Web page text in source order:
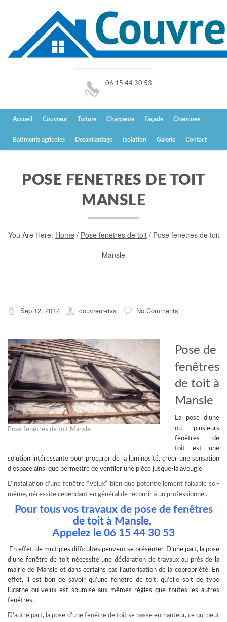
06 15 44 30 53
Accueil Couvreur Toiture Charpente Façade Cheminee
Batiments agricoles Desamiantage Isolation Galerie Contact
POSE FENETRES DE TOIT
MANSLE
You Are Here: Home/ Pose fenetres de toit/ Pose fenetres de toit
Mansle
Sep 12, 2017 couvreur-riva No Comments
Pose fenêtres de toit Mansle
Pose de
fenêtres
de toit à
Mansle
La pose d’une
ou plusieurs
fenêtres de
toit est une
solution intéressante pour procurer de la luminosité, créer une sensation
d’espace ainsi que permettre de ventiler une pièce jusque-là aveugle.
L’installation d’une fenêtre “Velux” bien que potentiellement faisable soi-
même, nécessite cependant en général de recourir à un professionnel.
Pour tous vos travaux de pose de fenêtres
de toit à Mansle,
Appelez le 06 15 44 30 53
En effet, de multiples difficultés peuvent se présenter. D’une part, la pose
d’une fenêtre de toit nécessite une déclaration de travaux au près de la
mairie de Mansle et dans certains cas l’autorisation de la copropriété. En
effet, il est bon de savoir qu’une fenêtre de toit, qu’elle soit de type
lucarne ouvelux est soumise aux mêmes règles que toutes les autres
fenêtres.
D’autre part, la pose d’une fenêtre de toit se passe en hauteur, ce qui peut